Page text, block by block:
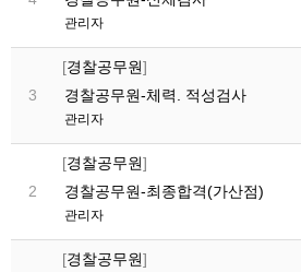
관리자
3
[경찰공무원]
경찰공무원-체력. 적성검사
관리자
2
[경찰공무원]
경찰공무원-최종합격(가산점)
관리자
[경찰공무원]